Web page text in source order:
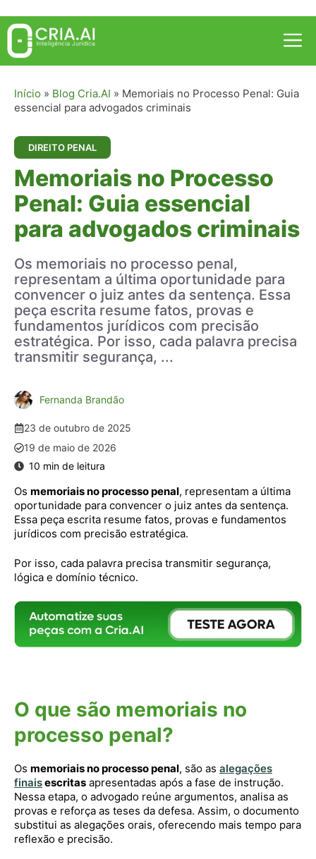
Pular
para
conteúdo
Início » Blog Cria.AI » Memoriais no Processo Penal: Guia
essencial para advogados criminais
DIREITO PENAL
Memoriais no Processo
Penal: Guia essencial
para advogados criminais
Os memoriais no processo penal,
representam a última oportunidade para
convencer o juiz antes da sentença. Essa
peça escrita resume fatos, provas e
fundamentos jurídicos com precisão
estratégica. Por isso, cada palavra precisa
transmitir segurança, ...
Fernanda Brandão
23 de outubro de 2025
19 de maio de 2026
Os memoriais no processo penal, representam a última
oportunidade para convencer o juiz antes da sentença.
Essa peça escrita resume fatos, provas e fundamentos
jurídicos com precisão estratégica.
Por isso, cada palavra precisa transmitir segurança,
lógica e domínio técnico.
O que são memoriais no
processo penal?
Os memoriais no processo penal, são as alegações
finaisescritas apresentadas após a fase de instrução.
Nessa etapa, o advogado reúne argumentos, analisa as
provas e reforça as teses da defesa. Assim, o documento
substitui as alegações orais, oferecendo mais tempo para
reflexão e precisão.